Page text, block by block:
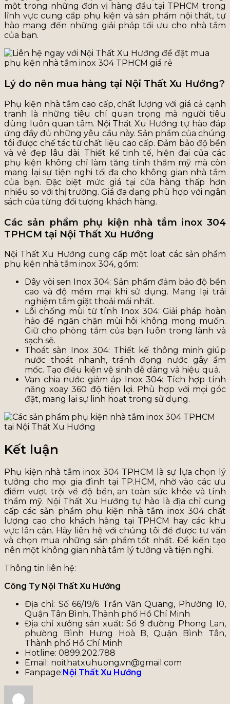
một trong những đơn vị hàng đầu tại TPHCM trong
lĩnh vực cung cấp phụ kiện và sản phẩm nội thất, tự
hào mang đến những giải pháp tối ưu cho nhà tắm
của bạn.
Lý do nên mua hàng tại Nội Thất Xu Hướng?
Phụ kiện nhà tắm cao cấp, chất lượng với giá cả cạnh
tranh là những tiêu chí quan trọng mà người tiêu
dùng luôn quan tâm. Nội Thất Xu Hướng tự hào đáp
ứng đầy đủ những yêu cầu này. Sản phẩm của chúng
tôi được chế tác từ chất liệu cao cấp. Đảm bảo độ bền
và vẻ đẹp lâu dài. Thiết kế tinh tế, hiện đại của các
phụ kiện không chỉ làm tăng tính thẩm mỹ mà còn
mang lại sự tiện nghi tối đa cho không gian nhà tắm
của bạn. Đặc biệt mức giá tại cửa hàng thấp hơn
nhiều so với thị trường. Giá đa dạng phù hợp với ngân
sách của từng đối tượng khách hàng.
Các sản phẩm phụ kiện nhà tắm inox 304
TPHCM tại Nội Thất Xu Hướng
Nội Thất Xu Hướng cung cấp một loạt các sản phẩm
phụ kiện nhà tắm inox 304, gồm:
Dây vòi sen Inox 304: Sản phẩm đảm bảo độ bền
cao và độ mềm mại khi sử dụng. Mang lại trải
nghiệm tắm giặt thoải mái nhất.
Lõi chống mùi từ tính Inox 304: Giải pháp hoàn
hảo để ngăn chặn mùi hôi không mong muốn.
Giữ cho phòng tắm của bạn luôn trong lành và
sạch sẽ.
Thoát sàn Inox 304: Thiết kế thông minh giúp
nước thoát nhanh, tránh đọng nước gây ẩm
mốc. Tạo điều kiện vệ sinh dễ dàng và hiệu quả.
Van chia nước giảm áp Inox 304: Tích hợp tính
năng xoay 360 độ tiện lợi. Phù hợp với mọi góc
đặt, mang lại sự linh hoạt trong sử dụng.
Kết luận
Phụ kiện nhà tắm inox 304 TPHCM là sự lựa chọn lý
tưởng cho mọi gia đình tại TP.HCM, nhờ vào các ưu
điểm vượt trội về độ bền, an toàn sức khỏe và tính
thẩm mỹ. Nội Thất Xu Hướng tự hào là địa chỉ cung
cấp các sản phẩm phụ kiện nhà tắm inox 304 chất
lượng cao cho khách hàng tại TPHCM hay các khu
vực lân cận. Hãy liên hệ với chúng tôi để được tư vấn
và chọn mua những sản phẩm tốt nhất. Để kiến tạo
nên một không gian nhà tắm lý tưởng và tiện nghi.
Thông tin liên hệ:
Công Ty Nội Thất Xu Hướng
Địa chỉ: Số 66/19/6 Trần Văn Quang, Phường 10,
Quận Tân Bình, Thành phố Hồ Chí Minh
Địa chỉ xưởng sản xuất: Số 9 đường Phong Lan,
phường Bình Hưng Hoà B, Quận Bình Tân,
Thành phố Hồ Chí Minh
Hotline: 0899.202.788
Email: noithatxuhuong.vn@gmail.com
Fanpage:Nội Thất Xu Hướng